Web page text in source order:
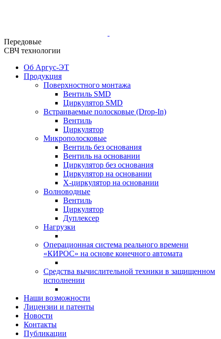
Передовые
СВЧ технологии
Об Аргус-ЭТ
Продукция
Поверхностного монтажа
Вентиль SMD
Циркулятор SMD
Встраиваемые полосковые (Drop-In)
Вентиль
Циркулятор
Микрополосковые
Вентиль без основания
Вентиль на основании
Циркулятор без основания
Циркулятор на основании
Х-циркулятор на основании
Волноводные
Вентиль
Циркулятор
Дуплексер
Нагрузки
Операционная система реального времени
«КИРОС» на основе конечного автомата
Средства вычислительной техники в защищенном
исполнении
Наши возможности
Лицензии и патенты
Новости
Контакты
Публикации